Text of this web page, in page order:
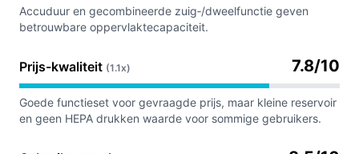
Accuduur en gecombineerde zuig‑/dweelfunctie geven
betrouwbare oppervlaktecapaciteit.
Prijs-kwaliteit (1.1x) 7.8/10
Goede functieset voor gevraagde prijs, maar kleine reservoir
en geen HEPA drukken waarde voor sommige gebruikers.